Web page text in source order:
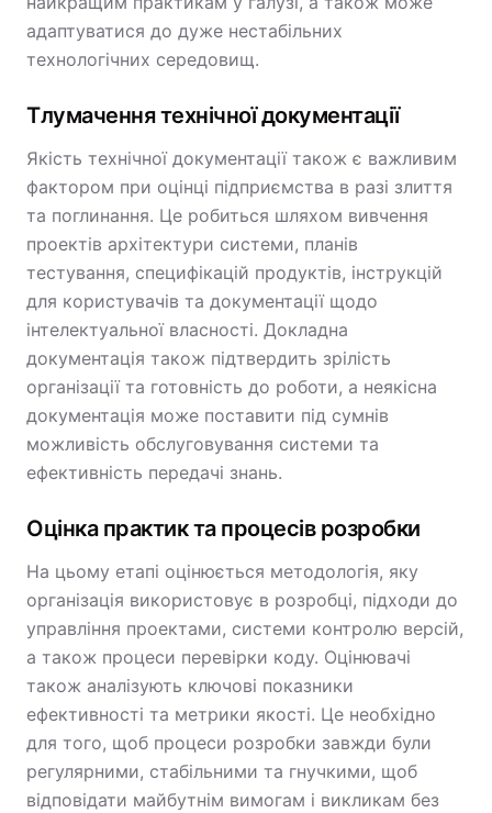
адаптуватися до дуже нестабільних
технологічних середовищ.
Тлумачення технічної документації
Якість технічної документації також є важливим
фактором при оцінці підприємства в разі злиття
та поглинання. Це робиться шляхом вивчення
проектів архітектури системи, планів
тестування, специфікацій продуктів, інструкцій
для користувачів та документації щодо
інтелектуальної власності. Докладна
документація також підтвердить зрілість
організації та готовність до роботи, а неякісна
документація може поставити під сумнів
можливість обслуговування системи та
ефективність передачі знань.
Оцінка практик та процесів розробки
На цьому етапі оцінюється методологія, яку
організація використовує в розробці, підходи до
управління проектами, системи контролю версій,
а також процеси перевірки коду. Оцінювачі
також аналізують ключові показники
ефективності та метрики якості. Це необхідно
для того, щоб процеси розробки завжди були
регулярними, стабільними та гнучкими, щоб
відповідати майбутнім вимогам і викликам без